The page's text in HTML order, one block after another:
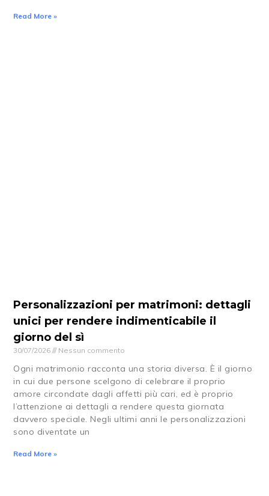
Read More »
Personalizzazioni per matrimoni: dettagli
unici per rendere indimenticabile il
giorno del sì
30/07/2026 Nessun commento
Ogni matrimonio racconta una storia diversa. È il giorno
in cui due persone scelgono di celebrare il proprio
amore circondate dagli affetti più cari, ed è proprio
l’attenzione ai dettagli a rendere questa giornata
davvero speciale. Negli ultimi anni le personalizzazioni
sono diventate un
Read More »